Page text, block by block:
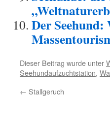
Der
Dieser Beitrag wurde unter
Seehundaufzuchtstation,
← Stallgeruch